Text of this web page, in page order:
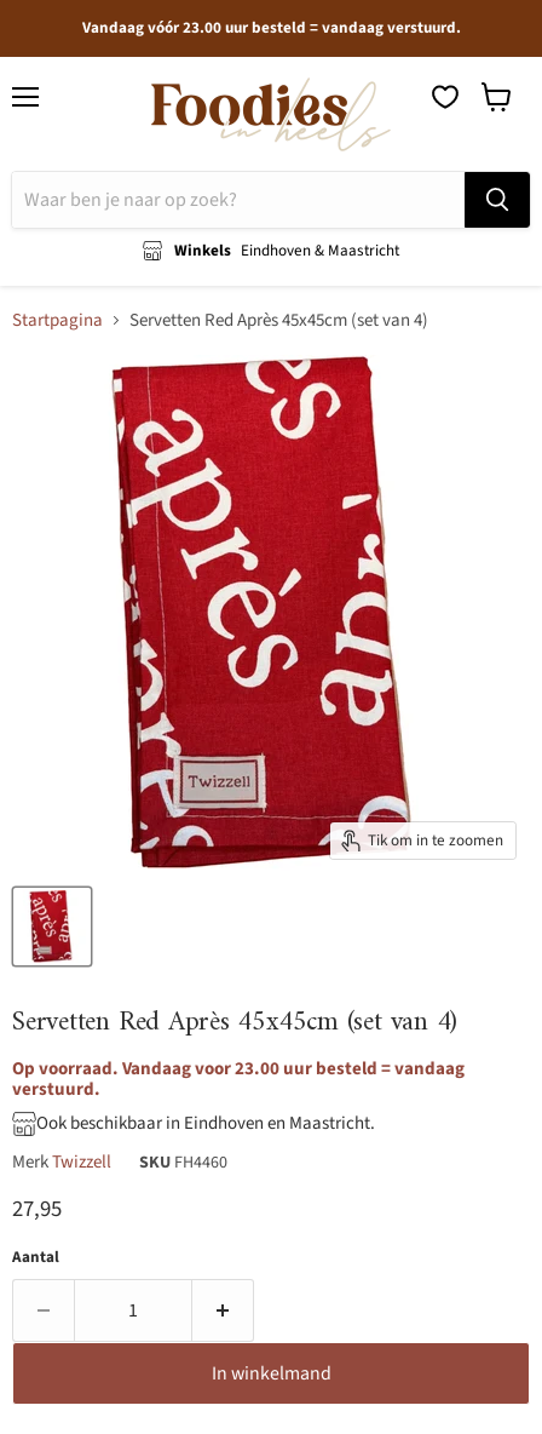
Vandaag vóór 23.00 uur besteld = vandaag verstuurd.
Winkels Eindhoven & Maastricht
Startpagina Servetten Red Après 45x45cm (set van 4)
Tik om in te zoomen
Servetten Red Après 45x45cm (set van 4)
Op voorraad. Vandaag voor 23.00 uur besteld = vandaag
verstuurd.
Ook beschikbaar in Eindhoven en Maastricht.
MerkTwizzell SKU FH4460
Huidige prijs
27,95
Aantal
In winkelmand